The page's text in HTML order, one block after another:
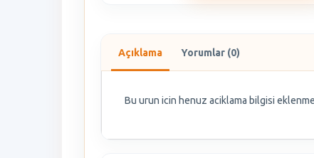
Açıklama Yorumlar (0)
Bu urun icin henuz aciklama bilgisi